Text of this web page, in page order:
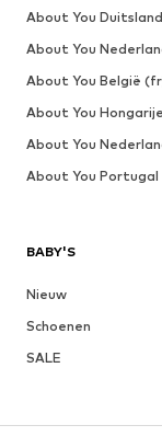
BABY'S
Nieuw
Schoenen
SALE
About You Duitsland
About You
About You België
About You Hongarije
About You
About You Portugal